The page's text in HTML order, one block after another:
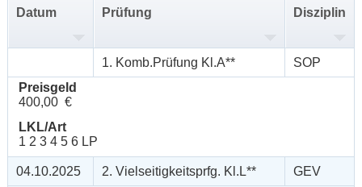
Datum Prüfung Disziplin
1. Komb.Prüfung Kl.A**
SOP
Preisgeld
400,00 €
LKL/Art
1 2 3 4 5 6 LP
04.10.2025 2. Vielseitigkeitsprfg. Kl.L**
GEV